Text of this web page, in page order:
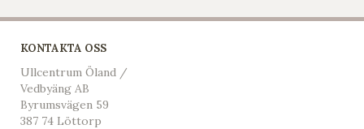
KONTAKTA OSS
Ullcentrum Öland /
Vedbyäng AB
Byrumsvägen 59
387 74 Löttorp